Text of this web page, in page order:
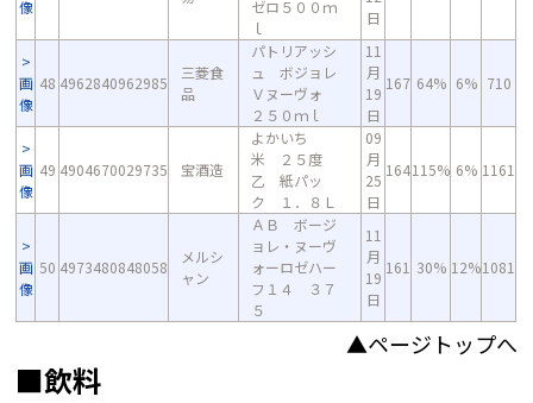
像
ゼロ５００ｍ
ｌ
日
画
像
48 4962840962985
三菱食
品
パトリアッシ
ュ ボジョレ
Ｖヌーヴォ
２５０ｍｌ
11
月
19
日
167 64% 6% 710
画
像
49 4904670029735 宝酒造
よかいち
米 ２５度
乙 紙パッ
ク １．８Ｌ
09
月
25
日
164115% 6% 1161
画
像
50 4973480848058
メルシ
ャン
ＡＢ ボージ
ョレ・ヌーヴ
ォーロゼハー
フ１４ ３７
５
11
月
19
日
161 30% 12%1081
▲ページトップへ
■飲料